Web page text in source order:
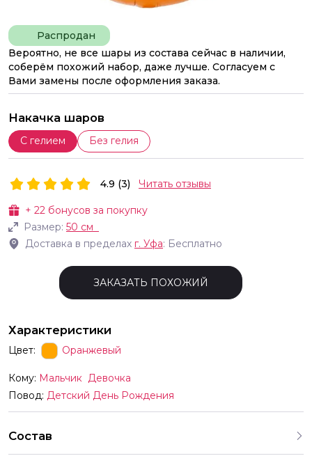
Распродан
Вероятно, не все шары из состава сейчас в наличии,
соберём похожий набор, даже лучше. Согласуем с
Вами замены после оформления заказа.
Накачка шаров
С гелием Без гелия
+ 22 бонусов за покупку
Размер: 50 см
Доставка в пределах г. Уфа: Бесплатно
4.9 (3) Читать отзывы
ЗАКАЗАТЬ ПОХОЖИЙ
Характеристики
Цвет: Оранжевый
Кому: Мальчик Девочка
Повод: Детский День Рождения
Состав